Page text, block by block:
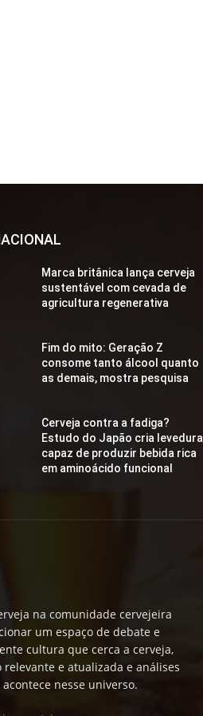
Marca britânica lança cerveja
sustentável com cevada de
agricultura regenerativa
Fim do mito: Geração Z
consome tanto álcool quanto
as demais, mostra pesquisa
Cerveja contra a fadiga?
Estudo do Japão cria levedura
capaz de produzir bebida rica
em aminoácido funcional
na comunidade cervejeira
um espaço de debate e
cultura que cerca a cerveja,
e atualizada e análises
nesse universo.